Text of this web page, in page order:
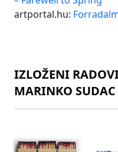
artportal.hu:
IZLOŽENI
MARINKO SUDAC